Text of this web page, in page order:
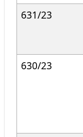
631/23
630/23